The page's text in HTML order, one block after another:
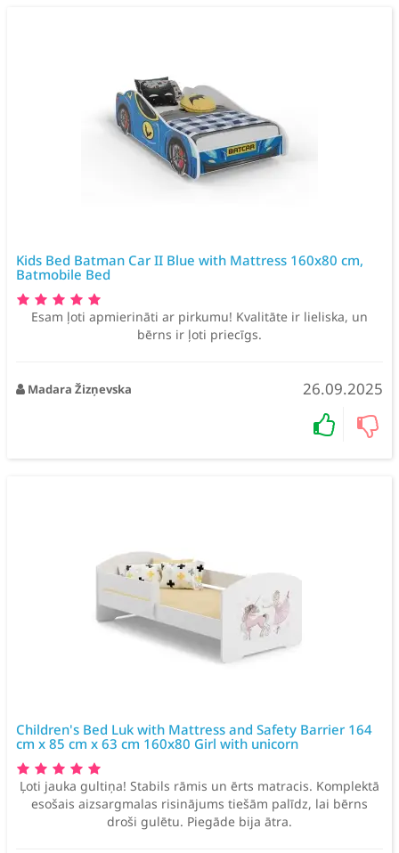
Kids Bed Batman Car II Blue with Mattress 160x80 cm,
Batmobile Bed
Esam ļoti apmierināti ar pirkumu! Kvalitāte ir lieliska, un
bērns ir ļoti priecīgs.
Madara Žizņevska 26.09.2025
Children's Bed Luk with Mattress and Safety Barrier 164
cm x 85 cm x 63 cm 160x80 Girl with unicorn
Ļoti jauka gultiņa! Stabils rāmis un ērts matracis. Komplektā
esošais aizsargmalas risinājums tiešām palīdz, lai bērns
droši gulētu. Piegāde bija ātra.